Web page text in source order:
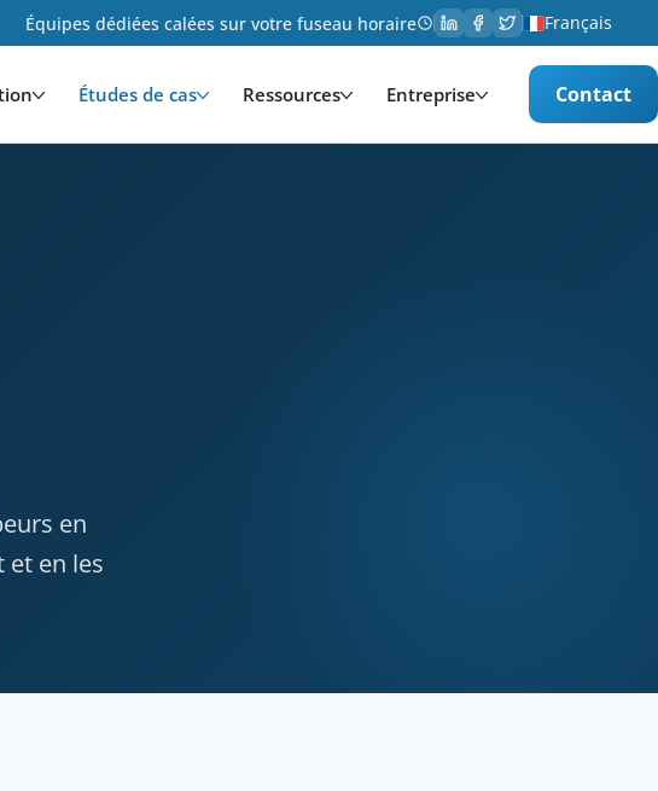
Équipes dédiées calées sur votre fuseau horaire Français
Études de cas Ressources Entreprise Contact
en
et en les